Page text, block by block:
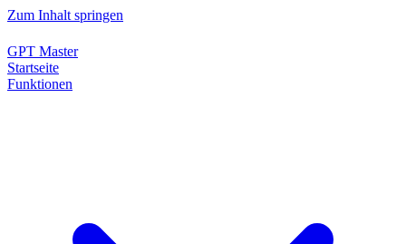
Zum Inhalt springen
GPT Master
Startseite
Funktionen